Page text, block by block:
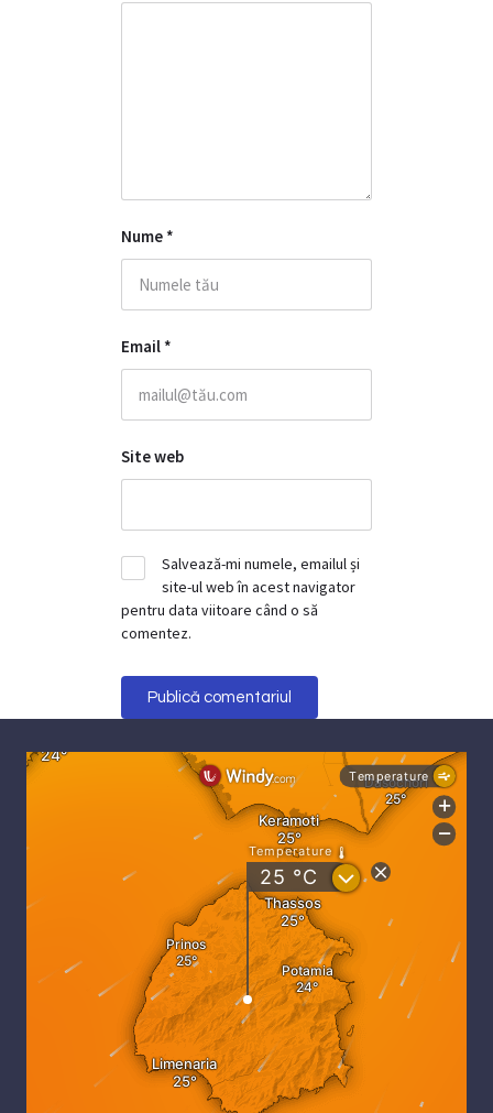
Nume *
Email *
Site web
Salvează-mi numele, emailul și
site-ul web în acest navigator
pentru data viitoare când o să
comentez.